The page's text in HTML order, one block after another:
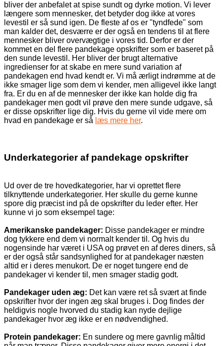
bliver der anbefalet at spise sundt og dyrke motion. Vi lever
længere som mennesker, det betyder dog ikke at vores
levestil er så sund igen. De fleste af os er "tyndfede" som
man kalder det, desværre er der også en tendens til at flere
mennesker bliver overvægtige i vores tid. Derfor er der
kommet en del flere pandekage opskrifter som er baseret på
den sunde levestil. Her bliver der brugt alternative
ingredienser for at skabe en mere sund variation af
pandekagen end hvad kendt er. Vi må ærligt indrømme at de
ikke smager lige som dem vi kender, men alligevel ikke langt
fra. Er du en af de mennesker der ikke kan holde dig fra
pandekager men godt vil prøve den mere sunde udgave, så
er disse opskrifter lige dig. Hvis du gerne vil vide mere om
hvad en pandekage er så læs mere her.
Underkategorier af pandekage opskrifter
Ud over de tre hovedkategorier, har vi oprettet flere
tilknyttende underkategorier. Her skulle du gerne kunne
spore dig præcist ind på de opskrifter du leder efter. Her
kunne vi jo som eksempel tage:
Amerikanske pandekager: Disse pandekager er mindre
dog tykkere end dem vi normalt kender til. Og hvis du
nogensinde har været i USA og prøvet en af deres diners, så
er der også står sandsynlighed for at pandekager næsten
altid er i deres menukort. De er noget tungere end de
pandekager vi kender til, men smager stadig godt.
Pandekager uden æg: Det kan være ret så svært at finde
opskrifter hvor der ingen æg skal bruges i. Dog findes der
heldigvis nogle hvorved du stadig kan nyde dejlige
pandekager hvor æg ikke er en nødvendighed.
Protein pandekager: En sundere og mere gavnlig måltid